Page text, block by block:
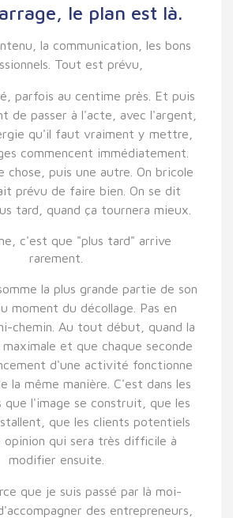
le plan est là.
la communication, les bons
Tout est prévu,
parfois au centime près. Et puis
de passer à l'acte, avec l'argent,
qu'il faut vraiment y mettre,
commencent immédiatement.
chose, puis une autre. On bricole
prévu de faire bien. On se dit
tard, quand ça tournera mieux.
c'est que "plus tard" arrive
rarement.
la plus grande partie de son
moment du décollage. Pas en
chemin. Au tout début, quand la
et que chaque seconde
d'une activité fonctionne
la même manière. C'est dans les
que l'image se construit, que les
que les clients potentiels
opinion qui sera très difficile à
modifier ensuite.
que je suis passé par là moi-
des entrepreneurs,